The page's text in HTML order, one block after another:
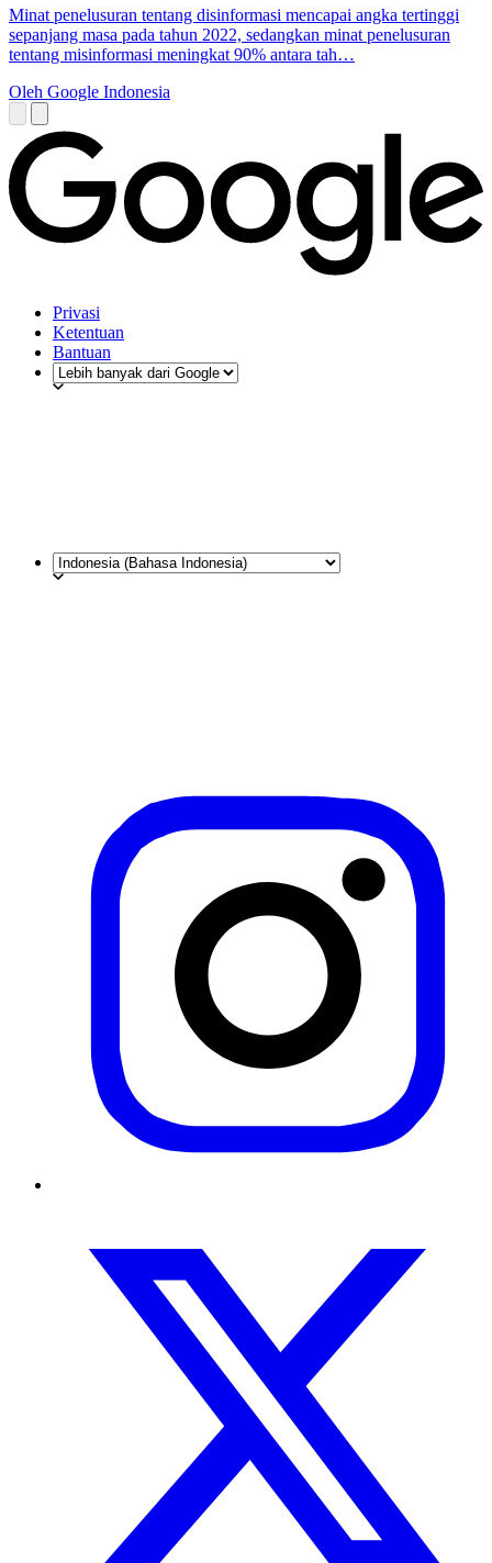
Minat penelusuran tentang disinformasi mencapai angka tertinggi
sepanjang masa pada tahun 2022, sedangkan minat penelusuran
tentang misinformasi meningkat 90% antara tah…
Oleh Google Indonesia
Privasi
Ketentuan
Bantuan